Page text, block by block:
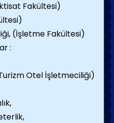
Fakültesi)
(İşletme Fakültesi)
:
Otel İşletmeciliği)